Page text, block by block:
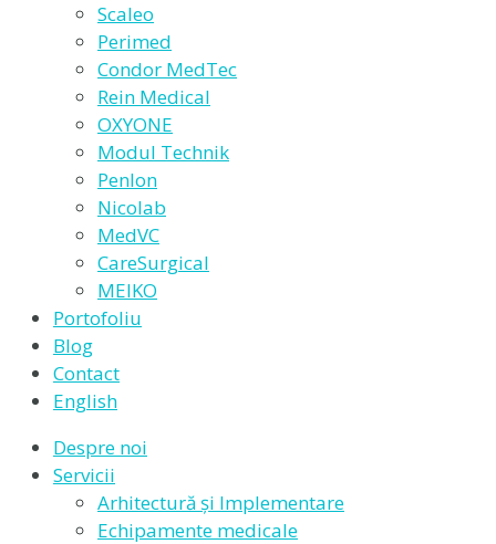
Scaleo
Perimed
Condor MedTec
Rein Medical
OXYONE
Modul Technik
Penlon
Nicolab
MedVC
CareSurgical
MEIKO
Portofoliu
Blog
Contact
English
Despre noi
Servicii
Arhitectură și Implementare
Echipamente medicale